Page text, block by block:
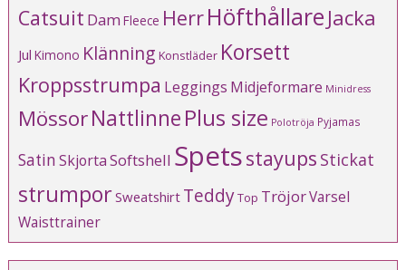
Catsuit Dam Fleece HerrHöfthållare Jacka
Jul Kimono Klänning Konstläder Korsett
Kroppsstrumpa Leggings Midjeformare Minidress
MössorNattlinnePlus size Polotröja Pyjamas
SatinSkjortaSoftshell Spetsstayups Stickat
strumporSweatshirt TeddyTop TröjorVarsel
Waisttrainer